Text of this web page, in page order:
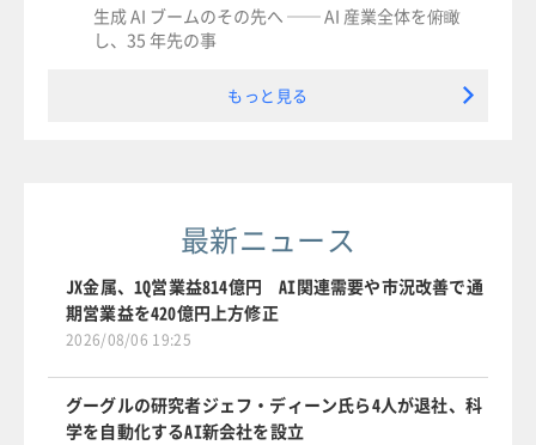
生成 AI ブームのその先へ ── AI 産業全体を俯瞰
し、35 年先の事
もっと見る
最新ニュース
JX金属、1Q営業益814億円 AI関連需要や市況改善で通
期営業益を420億円上方修正
2026/08/06 19:25
グーグルの研究者ジェフ・ディーン氏ら4人が退社、科
学を自動化するAI新会社を設立